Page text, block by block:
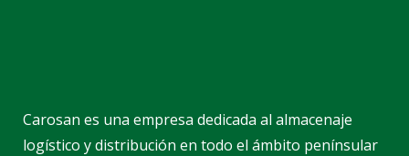
Carosan es una empresa dedicada al almacenaje
logístico y distribución en todo el ámbito penínsular